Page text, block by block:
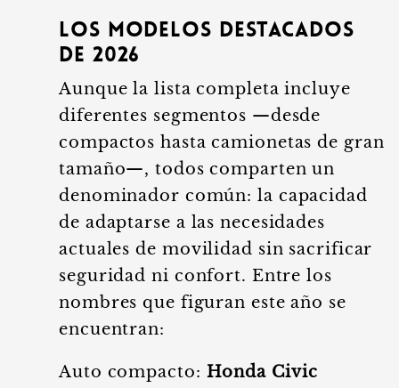
Los modelos destacados
de 2026
Aunque la lista completa incluye
diferentes segmentos —desde
compactos hasta camionetas de gran
tamaño—, todos comparten un
denominador común: la capacidad
de adaptarse a las necesidades
actuales de movilidad sin sacrificar
seguridad ni confort. Entre los
nombres que figuran este año se
encuentran:
Auto compacto: Honda Civic